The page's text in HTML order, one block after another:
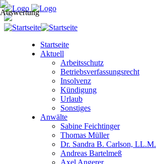
Startseite
Aktuell
Arbeitsschutz
Betriebsverfassungsrecht
Insolvenz
Kündigung
Urlaub
Sonstiges
Anwälte
Sabine Feichtinger
Thomas Müller
Dr. Sandra B. Carlson, LL.M.
Andreas Bartelmeß
Axel Angerer